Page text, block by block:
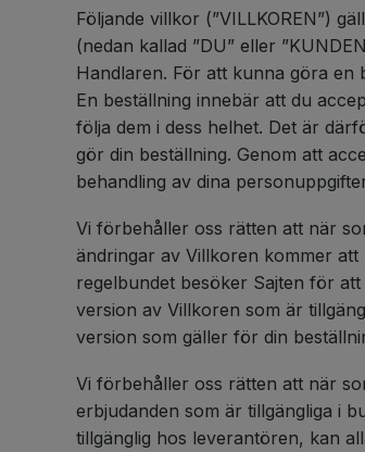
Följande villkor (”VILLKOREN”)
(nedan kallad ”DU” eller
Handlaren. För att kunna göra en
En beställning innebär att du
följa dem i dess helhet. Det är
gör din beställning. Genom att
behandling av dina
Vi förbehåller oss rätten att när
ändringar av Villkoren kommer
regelbundet besöker Sajten för
version av Villkoren som är
version som gäller för din
Vi förbehåller oss rätten att när
erbjudanden som är tillgängliga i
tillgänglig hos leverantören, kan